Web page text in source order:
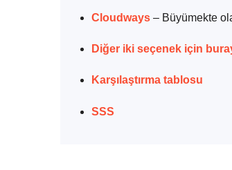
Cloudways – Büyümekte
Diğer iki seçenek için
Karşılaştırma tablosu
SSS